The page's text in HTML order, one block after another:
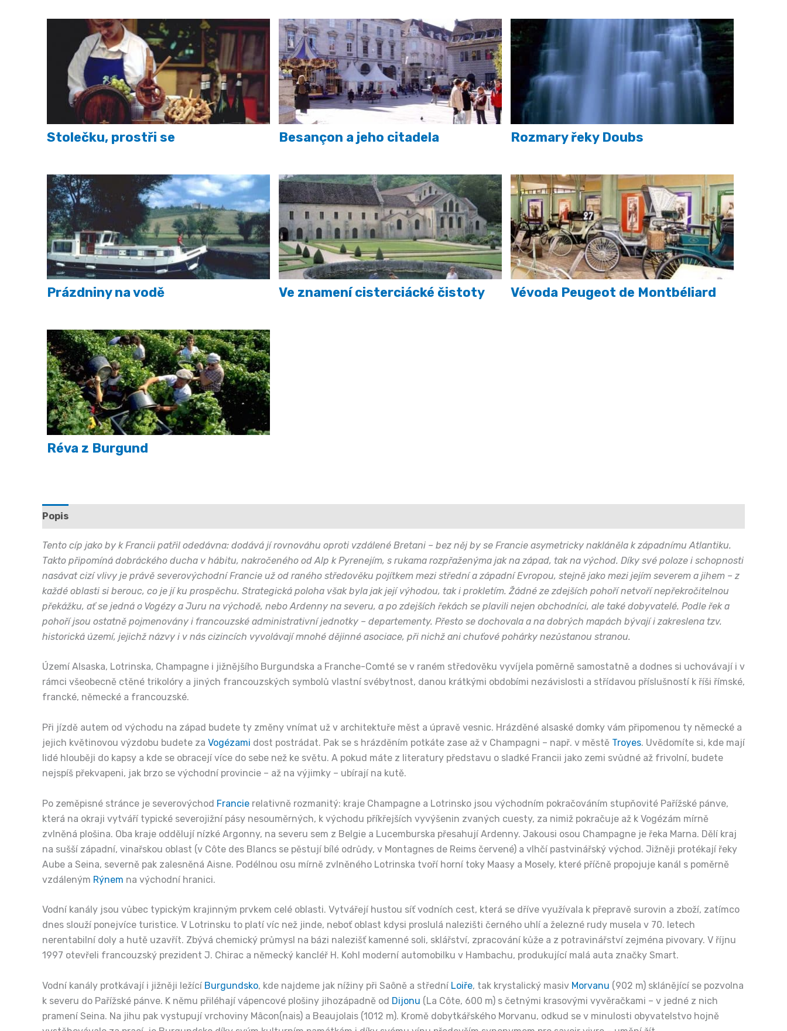
Stolečku, prostři se Besançon a jeho citadela Rozmary řeky Doubs
Prázdniny na vodě Ve znamení cisterciácké čistoty Vévoda Peugeot de Montbéliard
Réva z Burgund
Popis
Tento cíp jako by k Francii patřil odedávna: dodává jí rovnováhu oproti vzdálené Bretani – bez něj by se Francie asymetricky nakláněla k západnímu Atlantiku.
Takto připomíná dobráckého ducha v hábitu, nakročeného od Alp k Pyrenejím, s rukama rozpřaženýma jak na západ, tak na východ. Díky své poloze i schopnosti
nasávat cizí vlivy je právě severovýchodní Francie už od raného středověku pojítkem mezi střední a západní Evropou, stejně jako mezi jejím severem a jihem – z
každé oblasti si berouc, co je jí ku prospěchu. Strategická poloha však byla jak její výhodou, tak i prokletím. Žádné ze zdejších pohoří netvoří nepřekročitelnou
překážku, ať se jedná o Vogézy a Juru na východě, nebo Ardenny na severu, a po zdejších řekách se plavili nejen obchodníci, ale také dobyvatelé. Podle řek a
pohoří jsou ostatně pojmenovány i francouzské administrativní jednotky – departementy. Přesto se dochovala a na dobrých mapách bývají i zakreslena tzv.
historická území, jejichž názvy i v nás cizincích vyvolávají mnohé dějinné asociace, při nichž ani chuťové pohárky nezůstanou stranou.
Území Alsaska, Lotrinska, Champagne i jižnějšího Burgundska a Franche-Comté se v raném středověku vyvíjela poměrně samostatně a dodnes si uchovávají i v
rámci všeobecně ctěné trikolóry a jiných francouzských symbolů vlastní svébytnost, danou krátkými obdobími nezávislosti a střídavou příslušností k říši římské,
francké, německé a francouzské.
Při jízdě autem od východu na západ budete ty změny vnímat už v architektuře měst a úpravě vesnic. Hrázděné alsaské domky vám připomenou ty německé a
jejich květinovou výzdobu budete za Vogézami dost postrádat. Pak se s hrázděním potkáte zase až v Champagni – např. v městě Troyes. Uvědomíte si, kde mají
lidé hlouběji do kapsy a kde se obracejí více do sebe než ke světu. A pokud máte z literatury představu o sladké Francii jako zemi svůdné až frivolní, budete
nejspíš překvapeni, jak brzo se východní provincie – až na výjimky – ubírají na kutě.
Po zeměpisné stránce je severovýchod Francie relativně rozmanitý: kraje Champagne a Lotrinsko jsou východním pokračováním stupňovité Pařížské pánve,
která na okraji vytváří typické severojižní pásy nesouměrných, k východu příkřejších vyvýšenin zvaných cuesty, za nimiž pokračuje až k Vogézám mírně
zvlněná plošina. Oba kraje oddělují nízké Argonny, na severu sem z Belgie a Lucemburska přesahují Ardenny. Jakousi osou Champagne je řeka Marna. Dělí kraj
na sušší západní, vinařskou oblast (v Côte des Blancs se pěstují bílé odrůdy, v Montagnes de Reims červené) a vlhčí pastvinářský východ. Jižněji protékají řeky
Aube a Seina, severně pak zalesněná Aisne. Podélnou osu mírně zvlněného Lotrinska tvoří horní toky Maasy a Mosely, které příčně propojuje kanál s poměrně
vzdáleným Rýnem na východní hranici.
Vodní kanály jsou vůbec typickým krajinným prvkem celé oblasti. Vytvářejí hustou síť vodních cest, která se dříve využívala k přepravě surovin a zboží, zatímco
dnes slouží ponejvíce turistice. V Lotrinsku to platí víc než jinde, neboť oblast kdysi proslulá nalezišti černého uhlí a železné rudy musela v 70. letech
nerentabilní doly a hutě uzavřít. Zbývá chemický průmysl na bázi nalezišť kamenné soli, sklářství, zpracování kůže a z potravinářství zejména pivovary. V říjnu
1997 otevřeli francouzský prezident J. Chirac a německý kancléř H. Kohl moderní automobilku v Hambachu, produkující malá auta značky Smart.
Vodní kanály protkávají i jižněji ležící Burgundsko, kde najdeme jak nížiny při Saôně a střední Loiře, tak krystalický masiv Morvanu (902 m) sklánějící se pozvolna
k severu do Pařížské pánve. K němu přiléhají vápencové plošiny jihozápadně od Dijonu (La Côte, 600 m) s četnými krasovými vyvěračkami – v jedné z nich
pramení Seina. Na jihu pak vystupují vrchoviny Mâcon(nais) a Beaujolais (1012 m). Kromě dobytkářského Morvanu, odkud se v minulosti obyvatelstvo hojně